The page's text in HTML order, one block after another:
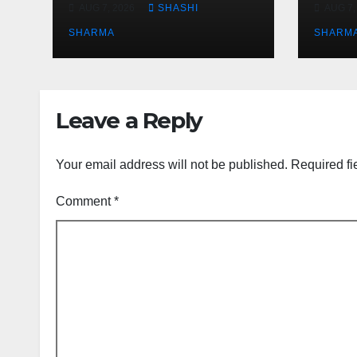
SHASHI
SHARMA
Leave a Reply
Your email address will not be published. Required
Comment*